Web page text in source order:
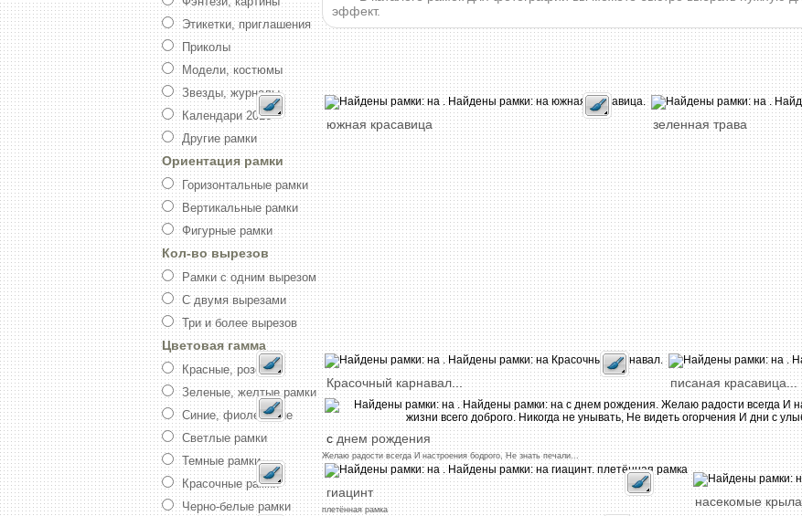
Этикетки, приглашения
Приколы
Модели, костюмы
Звезды, журналы
Календари 2016
Другие рамки
Ориентация рамки
Горизонтальные рамки
Вертикальные рамки
Фигурные рамки
Кол-во вырезов
Рамки с одним вырезом
С двумя вырезами
Три и более вырезов
Цветовая гамма
Красные, розовые
Зеленые, желтые рамки
Синие, фиолетовые
Светлые рамки
Темные рамки
Красочные рамки
Черно-белые рамки
эффект.
южная красавица зеленная трава
Красочный карнавал... писаная красавица...
сднем рождения
Желаю радости всегда Инастроения бодрого, Не знать печали...
гиацинт
плетённая рамка
насекомые